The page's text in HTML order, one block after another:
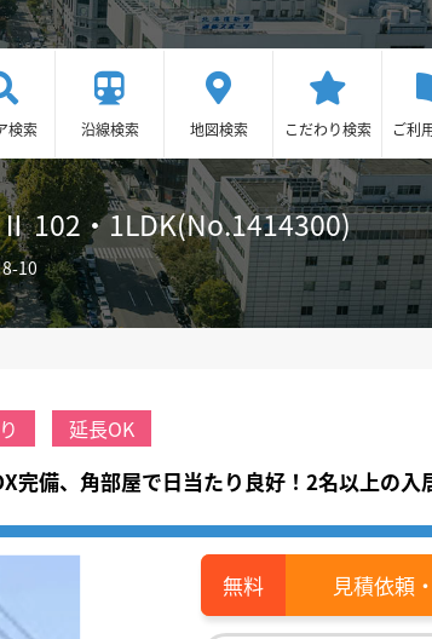
検索 沿線検索 地図検索 こだわり検索 ご利
102・1LDK(No.1414300)
10
延長OK
備、角部屋で日当たり良好！2名以上の入
見積依頼